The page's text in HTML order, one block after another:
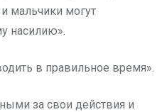
мальчики могут
насилию».
в правильное время».
за свои действия и